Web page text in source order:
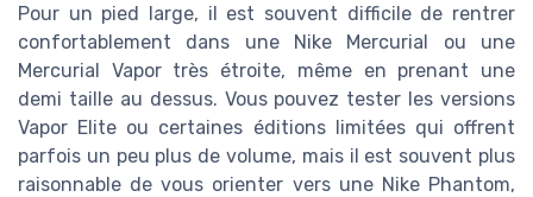
Pour un pied large, il est souvent difficile de rentrer
confortablement dans une Nike Mercurial ou une
Mercurial Vapor très étroite, même en prenant une
demi taille au dessus. Vous pouvez tester les versions
Vapor Elite ou certaines éditions limitées qui offrent
parfois un peu plus de volume, mais il est souvent plus
raisonnable de vous orienter vers une Nike Phantom,